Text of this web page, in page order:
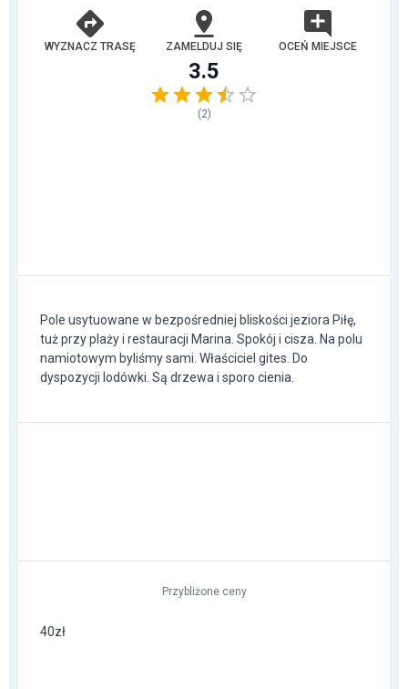
WYZNACZ TRASĘ ZAMELDUJ SIĘ OCEŃ MIEJSCE
3.5
(2)
Pole usytuowane w bezpośredniej bliskości jeziora Piłę,
tuż przy plaży i restauracji Marina. Spokój i cisza. Na polu
namiotowym byliśmy sami. Właściciel gites. Do
dyspozycji lodówki. Są drzewa i sporo cienia.
Przybliżone ceny
40zł